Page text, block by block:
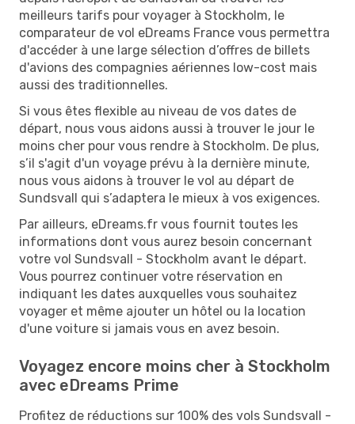
meilleurs tarifs pour voyager à Stockholm, le
comparateur de vol eDreams France vous permettra
d'accéder à une large sélection d’offres de billets
d'avions des compagnies aériennes low-cost mais
aussi des traditionnelles.
Si vous êtes flexible au niveau de vos dates de
départ, nous vous aidons aussi à trouver le jour le
moins cher pour vous rendre à Stockholm. De plus,
s’il s'agit d'un voyage prévu à la dernière minute,
nous vous aidons à trouver le vol au départ de
Sundsvall qui s’adaptera le mieux à vos exigences.
Par ailleurs, eDreams.fr vous fournit toutes les
informations dont vous aurez besoin concernant
votre vol Sundsvall - Stockholm avant le départ.
Vous pourrez continuer votre réservation en
indiquant les dates auxquelles vous souhaitez
voyager et même ajouter un hôtel ou la location
d'une voiture si jamais vous en avez besoin.
Voyagez encore moins cher à Stockholm
avec eDreams Prime
Profitez de réductions sur 100% des vols Sundsvall -